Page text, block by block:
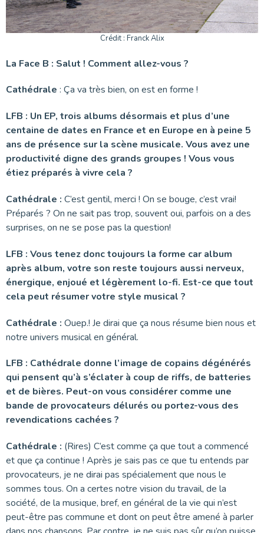
Crédit : Franck Alix
La Face B : Salut ! Comment allez-vous ?
Cathédrale : Ça va très bien, on est en forme !
LFB : Un EP, trois albums désormais et plus d’une
centaine de dates en France et en Europe en à peine 5
ans de présence sur la scène musicale. Vous avez une
productivité digne des grands groupes ! Vous vous
étiez préparés à vivre cela ?
Cathédrale : C’est gentil, merci ! On se bouge, c’est vrai!
Préparés ? On ne sait pas trop, souvent oui, parfois on a des
surprises, on ne se pose pas la question!
LFB : Vous tenez donc toujours la forme car album
après album, votre son reste toujours aussi nerveux,
énergique, enjoué et légèrement lo-fi. Est-ce que tout
cela peut résumer votre style musical ?
Cathédrale : Ouep.! Je dirai que ça nous résume bien nous et
notre univers musical en général.
LFB : Cathédrale donne l’image de copains dégénérés
qui pensent qu’à s’éclater à coup de riffs, de batteries
et de bières. Peut-on vous considérer comme une
bande de provocateurs délurés ou portez-vous des
revendications cachées ?
Cathédrale : (Rires) C’est comme ça que tout a commencé
et que ça continue ! Après je sais pas ce que tu entends par
provocateurs, je ne dirai pas spécialement que nous le
sommes tous. On a certes notre vision du travail, de la
société, de la musique, bref, en général de la vie qui n’est
peut-être pas commune et dont on peut être amené à parler